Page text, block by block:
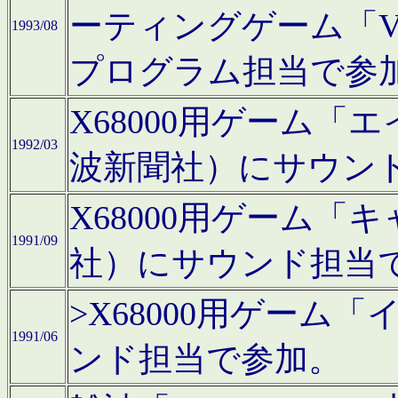
1993/08
ーティングゲーム「
プログラム担当で参
1992/03
X68000用ゲーム「
波新聞社）にサウン
1991/09
X68000用ゲーム「
社）にサウンド担当
1991/06
>X68000用ゲーム「
ンド担当で参加。